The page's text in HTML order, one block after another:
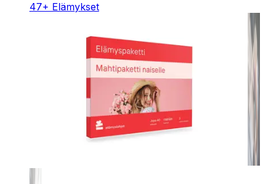
47+ Elämykset